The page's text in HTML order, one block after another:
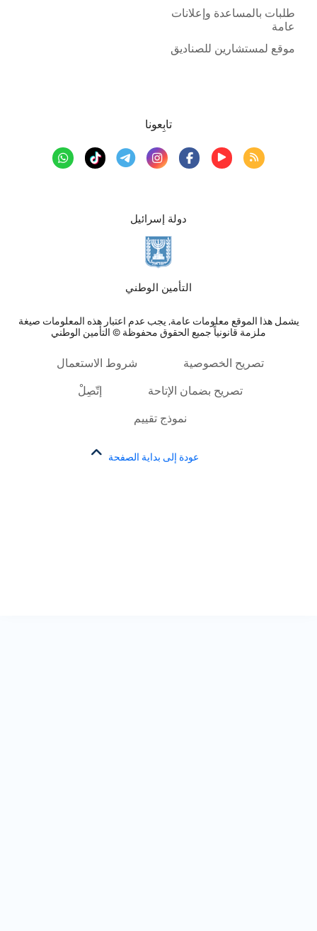
طلبات بالمساعدة وإعلانات
عامة
موقع لمستشارين للصناديق
دولة إسرائيل
التأمين الوطني
هذا الموقع معلومات عامة, يجب عدم اعتبار هذه المعلومات صيغة
ملزمة قانونياً جميع الحقوق محفوظة © التأمين الوطني
تابِعونا
تصريح الخصوصية شروط الاستعمال
تصريح بضمان الإتاحة إتّصِلْ
نموذج تقييم
عودة إلى بداية الصفحة